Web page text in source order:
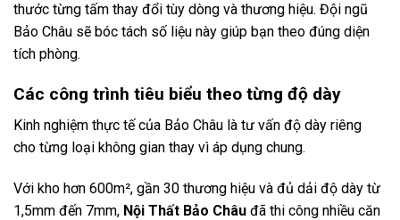
thước từng tấm thay đổi tùy dòng và thương hiệu. Đội ngũ
Bảo Châu sẽ bóc tách số liệu này giúp bạn theo đúng diện
tích phòng.
Các công trình tiêu biểu theo từng độ dày
Kinh nghiệm thực tế của Bảo Châu là tư vấn độ dày riêng
cho từng loại không gian thay vì áp dụng chung.
Với kho hơn 600m², gần 30 thương hiệu và đủ dải độ dày từ
1,5mm đến 7mm, Nội Thất Bảo Châu đã thi công nhiều căn